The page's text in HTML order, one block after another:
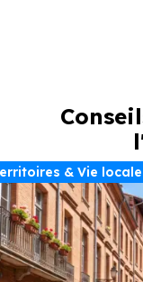
& Vie locale